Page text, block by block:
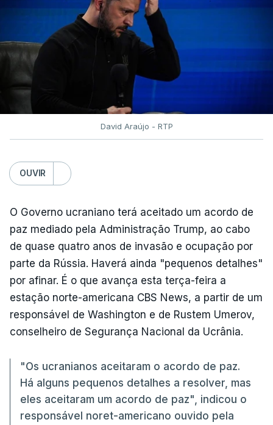
David Araújo - RTP
OUVIR
O Governo ucraniano terá aceitado um acordo de
paz mediado pela Administração Trump, ao cabo
de quase quatro anos de invasão e ocupação por
parte da Rússia. Haverá ainda "pequenos detalhes"
por afinar. É o que avança esta terça-feira a
estação norte-americana CBS News, a partir de um
responsável de Washington e de Rustem Umerov,
conselheiro de Segurança Nacional da Ucrânia.
"Os ucranianos aceitaram o acordo de paz.
Há alguns pequenos detalhes a resolver, mas
eles aceitaram um acordo de paz", indicou o
responsável noret-americano ouvido pela